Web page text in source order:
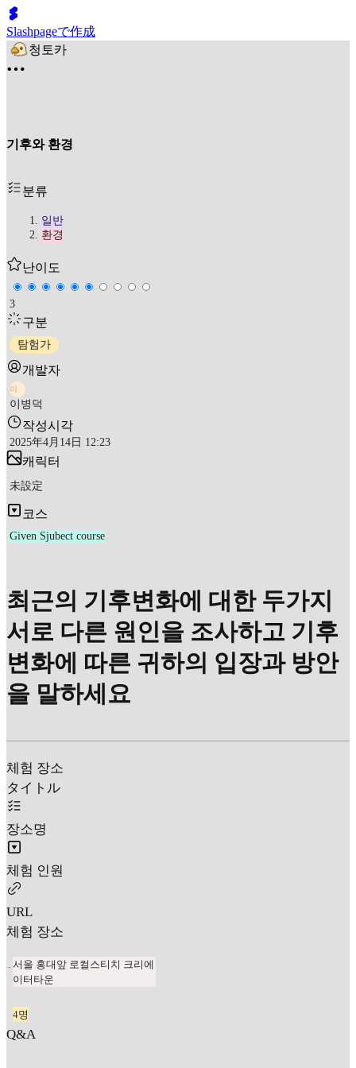
Slashpageで作成
청토카
기후와 환경
분류
일반
환경
난이도
3
구분
탐험가
개발자
이
이병덕
작성시각
2025年4月14日 12:23
캐릭터
未設定
코스
Given Sjubect course
최근의 기후변화에 대한 두가지
서로 다른 원인을 조사하고 기후
변화에 따른 귀하의 입장과 방안
을 말하세요
체험 장소
タイトル
장소명
체험 인원
URL
체험 장소
서울 홍대앞 로컬스티치 크리에
이터타운
4명
Q&A